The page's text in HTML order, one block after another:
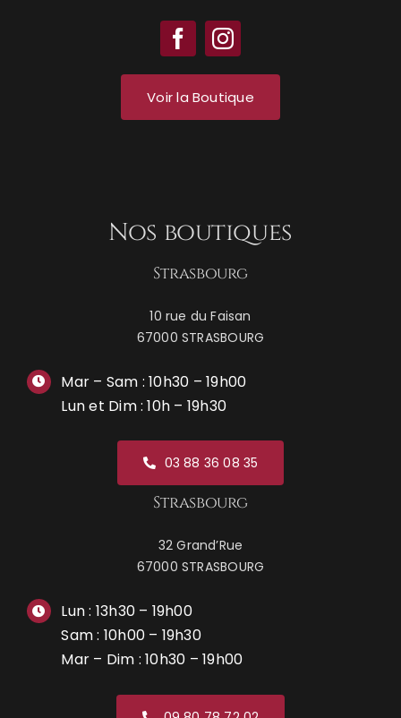
Nos boutiques
Strasbourg
10 rue du Faisan
67000 STRASBOURG
Mar – Sam : 10h30 – 19h00
Lun et Dim : 10h – 19h30
03 88 36 08 35
Strasbourg
32 Grand’Rue
67000 STRASBOURG
Lun : 13h30 – 19h00
Sam : 10h00 – 19h30
Mar – Dim : 10h30 – 19h00
Voir la Boutique